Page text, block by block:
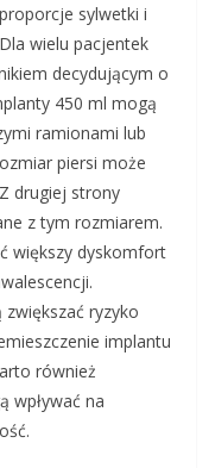
sylwetki i
wielu pacjentek
decydującym o
450 ml mogą
ramionami lub
piersi może
drugiej strony
z tym rozmiarem.
większy dyskomfort
ryzyko
implantu
również
wpływać na